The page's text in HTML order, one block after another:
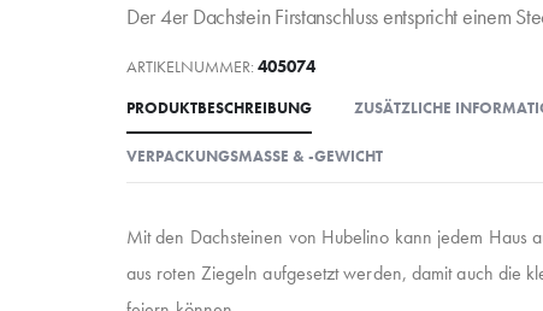
Der 4er Dachstein Firstanschluss entspricht einem
ARTIKELNUMMER: 405074
PRODUKTBESCHREIBUNG
ZUSÄTZLICHE
VERPACKUNGSMASSE & -GEWICHT
Mit den Dachsteinen von Hubelino kann jedem Haus
aus roten Ziegeln aufgesetzt werden, damit auch die